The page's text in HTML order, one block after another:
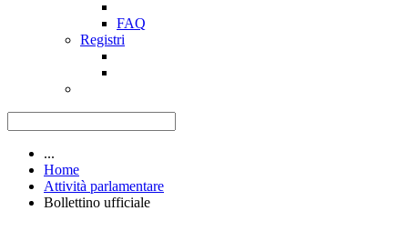
FAQ
Registri
...
Home
Attività parlamentare
Bollettino ufficiale